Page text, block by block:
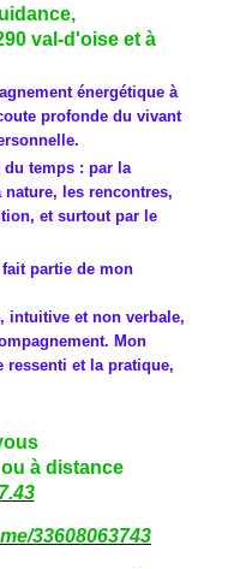
val-d'oise et à
énergétique à
profonde du vivant
du temps : par la
les rencontres,
et surtout par le
partie de mon
intuitive et non verbale,
Mon
ressenti et la pratique,
à distance
33608063743